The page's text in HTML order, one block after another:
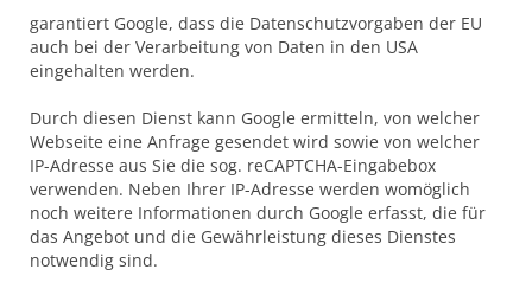
garantiert Google, dass die Datenschutzvorgaben der EU
auch bei der Verarbeitung von Daten in den USA
eingehalten werden.
Durch diesen Dienst kann Google ermitteln, von welcher
Webseite eine Anfrage gesendet wird sowie von welcher
IP-Adresse aus Sie die sog. reCAPTCHA-Eingabebox
verwenden. Neben Ihrer IP-Adresse werden womöglich
noch weitere Informationen durch Google erfasst, die für
das Angebot und die Gewährleistung dieses Dienstes
notwendig sind.